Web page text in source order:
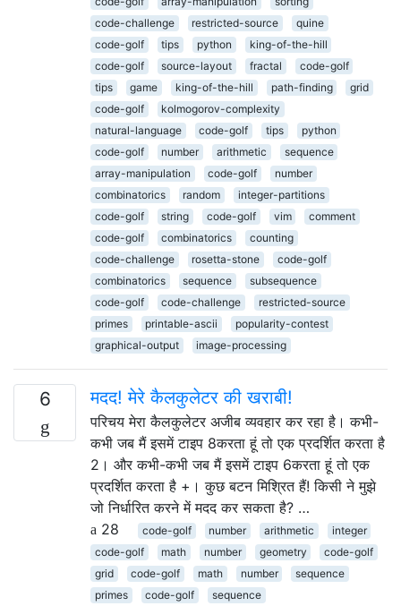
code-challenge
restricted-source
quine
code-golf
tips python
king-of-the-hill
code-golf
source-layout fractal
code-golf
tips
game king-of-the-hill path-finding
grid
code-golf
kolmogorov-complexity
natural-language
code-golf tips
python
code-golf
number arithmetic
sequence
array-manipulation
code-golf
number
combinatorics
random
integer-partitions
code-golf
string code-golf vim
comment
code-golf
combinatorics
counting
code-challenge
rosetta-stone
code-golf
combinatorics
sequence
subsequence
code-golf
code-challenge
restricted-source
primes
printable-ascii
popularity-contest
graphical-output
image-processing
6 मदद! मेरे कैलकुलेटर की खराबी!
परिचय मेरा कैलकुलेटर अजीब व्यवहार कर रहा है। कभी-
कभी जब मैं इसमें टाइप 8करता हूं तो एक प्रदर्शित करता है
2। और कभी-कभी जब मैं इसमें टाइप 6करता हूं तो एक
प्रदर्शित करता है +। कुछ बटन मिश्रित हैं! किसी ने मुझे
जो निर्धारित करने में मदद कर सकता है? …
28
code-golf number arithmetic
integer
code-golf
math number geometry
code-golf
grid
code-golf math number
sequence
primes
code-golf
sequence